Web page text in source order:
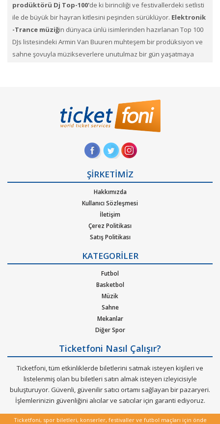
prodüktörü Dj Top-100'de ki birinciliği ve festivallerdeki setlisti
ile de büyük bir hayran kitlesini peşinden sürüklüyor. Elektronik
-Trance müziğin dünyaca ünlü isimlerinden hazırlanan Top 100
DJs listesindeki Armin Van Buuren muhteşem bir prodüksiyon ve
sahne şovuyla müzikseverlere unutulmaz bir gün yaşatmaya
Armin Van Buuren konser biletlerini TicketFoni ile satın
alabileceğiniz gibi elinizdekiArmin Van Buuren
beklediğimiz bu konser biletlerini Ticketfoni ayrıcalığı ile satın
alabilirsiniz.Konser, sahne, festival kategorilerine ait etkinliklerin
biletlerini sayfamız üzerinden arayıp dilediğin konserlerin biletini
Ticketfoni üzerinden satın alabilirsin. Profil sayfanızda biletin ne
şekilde size ulaştırılacağını ve hangi zaman diliminde sizde
olacağını size yapacağımız bildirimlerle haberdar edeceğiz.
Konseri etkinlik biletleri satın al.
Armin Van Buuren
ve müzik gruplarının konserlerine, müzik festivallerine, sahne
etkinliklerine en uygun ve hızlı bir şekilde bilet satın alabilirsiniz .
Ticketfoni üzerinden Armin Van Buuren konser bileti satın
Bilet seçiminizi yapınız. (Katılmak istediğiniz etkinlik ya da
etkinliklere ait siteye optimize edilmiş oturma planları ve kategori
sayesinde bilet seçiminizi yapınız.)
Size sunulan güvenli Ödeme adımına geçiniz.
Artık biletiniz hazır.
ŞİRKETİMİZ
Hakkımızda
Kullanıcı Sözleşmesi
İletişim
Çerez Politikası
Satış Politikası
Kurumsal Ağırlama
Nasıl Çalışır
Bilet Tipi ve Teslimat
Üyelik Doğrulama
Sık Sorulan Sorular
KATEGORİLER
Futbol
Basketbol
Müzik
Sahne
Mekanlar
Diğer Spor
Ticketfoni Nasıl Çalışır?
Ticketfoni, tüm etkinliklerde biletlerini satmak isteyen kişileri ve
listelenmiş olan bu biletleri satın almak isteyen izleyicisiyle
buluşturuyor. Güvenli, güvenilir satıcı ortamı sağlayan bir pazaryeri.
İşlemlerinizin güvenliğini alıcılar ve satıcılar için garanti ediyoruz.
Ticketfoni, spor biletleri, konserler, festivaller ve futbol maçları için önde